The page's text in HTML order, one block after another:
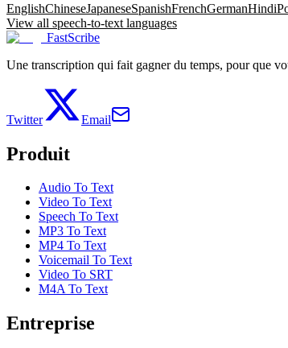
EnglishChineseJapaneseSpanishFrenchGermanHindi
View all speech-to-text languages
FastScribe
Une transcription qui fait gagner du temps, pour que
Twitter Email
Produit
Audio To Text
Video To Text
Speech To Text
MP3 To Text
MP4 To Text
Voicemail To Text
Video To SRT
M4A To Text
Entreprise